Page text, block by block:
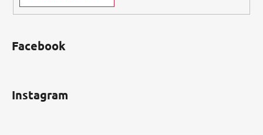
Facebook
Instagram